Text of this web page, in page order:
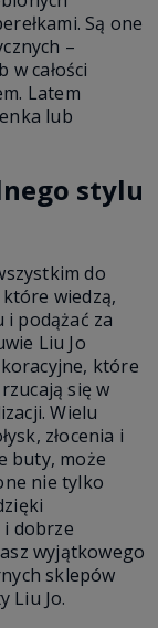
Są one
–
całości
Latem
lub
stylu
do
wiedzą,
i podążać za
Liu Jo
które
się w
Wielu
złocenia i
buty, może
nie tylko
dobrze
wyjątkowego
sklepów
Liu Jo.